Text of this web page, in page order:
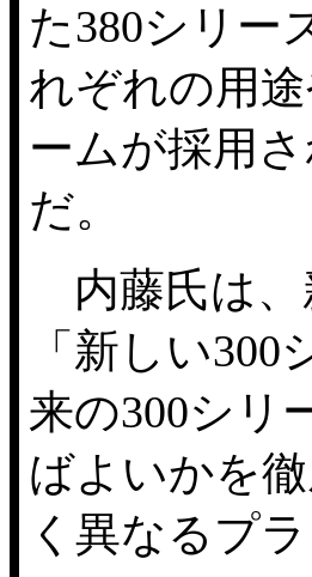
た380シリー
れぞれの用
ームが採用
だ。
内藤氏は、
「新しい
来の300シリ
ばよいかを
く異なるプ